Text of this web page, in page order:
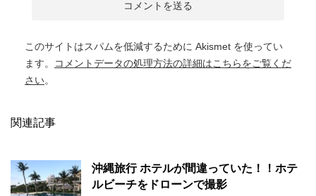
このサイトはスパムを低減するために Akismet を使ってい
ます。
コメントデータの処理方法の詳細はこちらをご覧くだ
さい。
関連記事
沖縄旅行 ホテルが間違っていた！！ホテ
ルビーチをドローンで撮影